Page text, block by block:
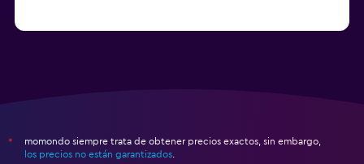
*
momondo siempre trata de obtener precios exactos, sin embargo,
los precios no están garantizados